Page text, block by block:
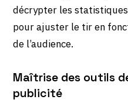
décrypter les
pour ajuster le tir en
de l’audience.
Maîtrise des outils
publicité